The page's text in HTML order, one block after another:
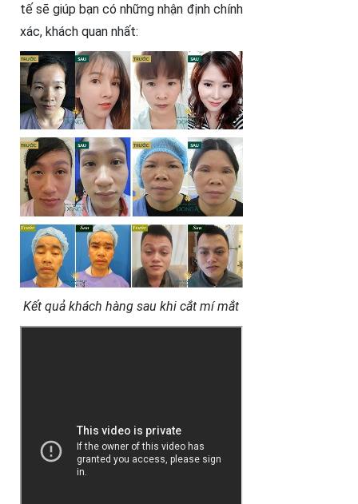
tế sẽ giúp bạn có những nhận định chính
xác, khách quan nhất:
Kết quả khách hàng sau khi cắt mí mắt